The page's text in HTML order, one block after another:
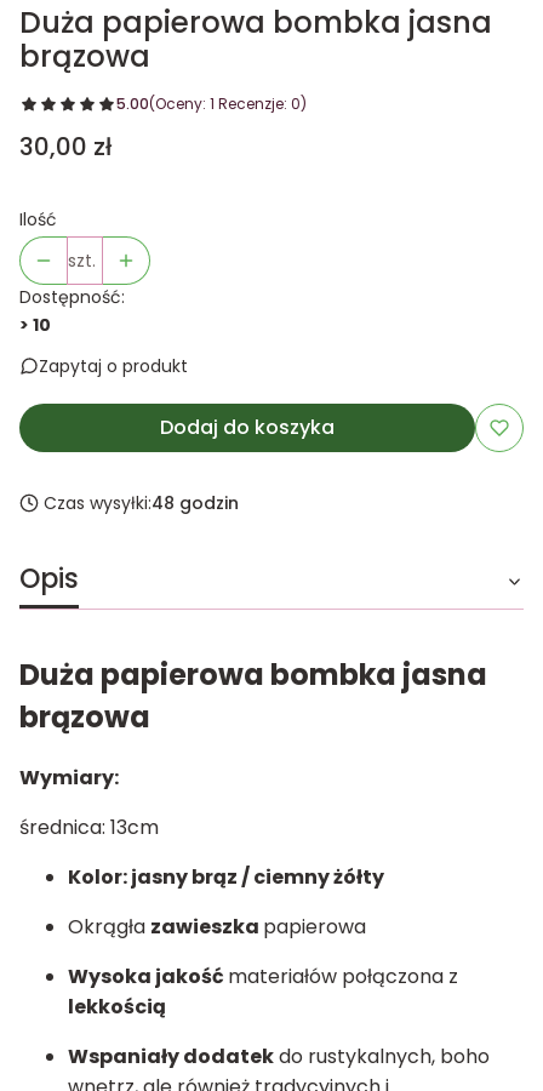
Duża papierowa bombka jasna
brązowa
5.00(Oceny: 1 Recenzje: 0)
Cena
30,00 zł
Ilość
szt.
Dostępność:
> 10
Zapytaj o produkt
Dodaj do koszyka
Czas wysyłki:48 godzin
Opis
Duża papierowa bombka jasna
brązowa
Wymiary:
średnica: 13cm
Kolor: jasny brąz / ciemny żółty
Okrągła zawieszka papierowa
Wysoka jakość materiałów połączona z
lekkością
Wspaniały dodatekdo rustykalnych, boho